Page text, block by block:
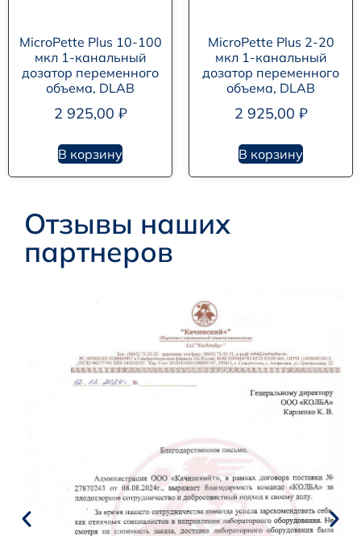
MicroPette Plus 10-100
мкл 1-канальный
дозатор переменного
объема, DLAB
2 925,00 ₽
В корзину
MicroPette Plus 2-20
мкл 1-канальный
дозатор переменного
объема, DLAB
2 925,00 ₽
В корзину
Отзывы наших
партнеров